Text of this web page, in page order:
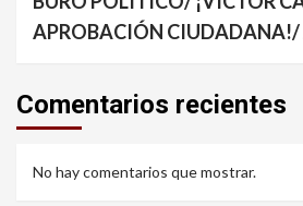
APROBACIÓN
Comentarios recientes
No hay comentarios que mostrar.